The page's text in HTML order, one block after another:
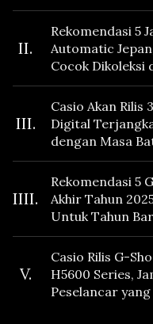
II.
Rekomendasi 5
Automatic
Cocok Dikoleksi
III.
Casio Akan Rilis
Digital
dengan Masa
Fitur Vibration
IIII.
Rekomendasi 5
Akhir Tahun
Untuk Tahun
V.
Casio Rilis G-
H5600 Series,
Peselancar